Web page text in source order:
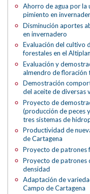
Ahorro de agua por la
pimiento en
Disminución aportes
en invernadero
Evaluación del cultivo
forestales en el
Evaluación y
almendro de floración
Demostración
del aceite de diversas
Proyecto de
(producción de peces
tres sistemas de
Productividad de
de Cartagena
Proyecto de patrones
Proyecto de patrones
densidad
Adaptación de
Campo de Cartagena